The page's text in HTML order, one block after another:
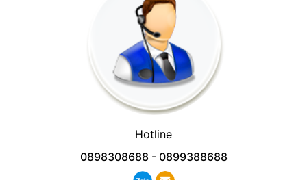
Hotline
0898308688- 0899388688